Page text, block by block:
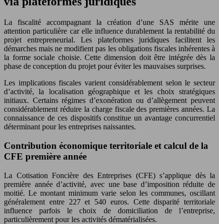
La fiscalité accompagnant la création d’une SAS mérite une
attention particulière car elle influence durablement la rentabilité du
projet entrepreneurial. Les plateformes juridiques facilitent les
démarches mais ne modifient pas les obligations fiscales inhérentes à
la forme sociale choisie. Cette dimension doit être intégrée dès la
phase de conception du projet pour éviter les mauvaises surprises.
Les implications fiscales varient considérablement selon le secteur
d’activité, la localisation géographique et les choix stratégiques
initiaux. Certains régimes d’exonération ou d’allègement peuvent
considérablement réduire la charge fiscale des premières années. La
connaissance de ces dispositifs constitue un avantage concurrentiel
déterminant pour les entreprises naissantes.
Contribution économique territoriale et calcul de la
CFE première année
La Cotisation Foncière des Entreprises (CFE) s’applique dès la
première année d’activité, avec une base d’imposition réduite de
moitié. Le montant minimum varie selon les communes, oscillant
généralement entre 227 et 540 euros. Cette disparité territoriale
influence parfois le choix de domiciliation de l’entreprise,
particulièrement pour les activités dématérialisées.